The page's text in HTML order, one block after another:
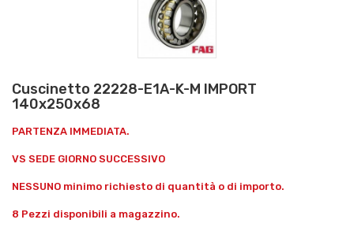
Cuscinetto 22228-E1A-K-M IMPORT
140x250x68
PARTENZA IMMEDIATA.
VS SEDE GIORNO SUCCESSIVO
NESSUNO minimo richiesto di quantità o di importo.
8 Pezzi disponibili a magazzino.